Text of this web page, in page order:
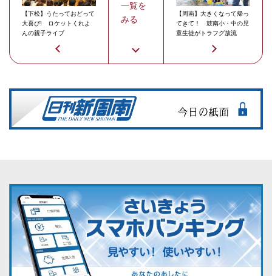
【下松】うたっておどって
大喜び! ロケットくれよ
んの親子ライブ
一覧を
みる
【周南】大きくなって帰っ
てきて！ 鼓南小・中の児
童生徒がトラフグ放流